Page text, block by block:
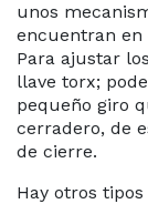
unos
encuentran en
Para ajustar
llave torx;
pequeño giro
cerradero, de
de cierre.
Hay otros